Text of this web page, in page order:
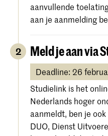
aanvullende
aan je aanmelding
2 Meld je aan via
Deadline: 26
Studielink is het
Nederlands hoger
aanmeldt, ben je
DUO, Dienst